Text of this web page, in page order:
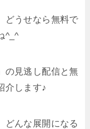
どうせなら無料で
^_^
の見逃し配信と無
介します♪
どんな展開になる